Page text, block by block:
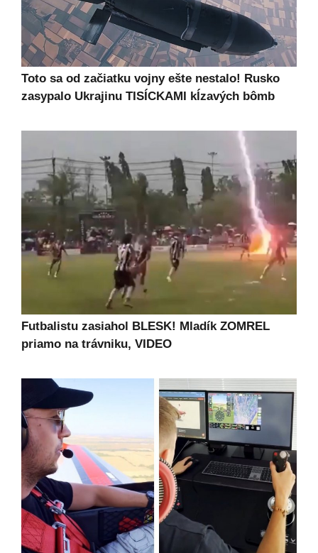
Toto sa od začiatku vojny ešte nestalo! Rusko
zasypalo Ukrajinu TISÍCKAMI kĺzavých bômb
Futbalistu zasiahol BLESK! Mladík ZOMREL
priamo na trávniku, VIDEO